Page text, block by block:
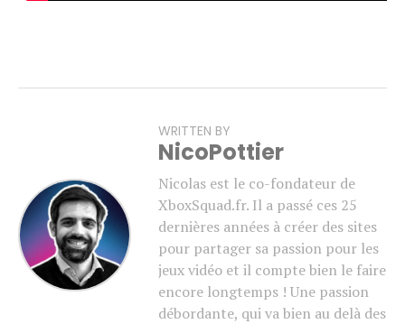
WRITTEN BY
NicoPottier
Nicolas est le co-fondateur de
XboxSquad.fr. Il a passé ces 25
dernières années à créer des sites
pour partager sa passion pour les
jeux vidéo et il compte bien le faire
encore longtemps ! Une passion
débordante, qui va bien au delà des